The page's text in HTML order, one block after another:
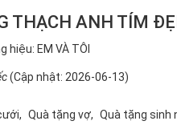
THẠCH ANH TÍM
hiệu: EM VÀ TÔI
(Cập nhật: 2026-06-13)
Quà tặng vợ
Quà tặng sinh